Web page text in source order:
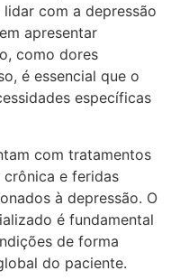
com a depressão
apresentar
como dores
é essencial que o
específicas
com tratamentos
e feridas
à depressão. O
é fundamental
de forma
do paciente.